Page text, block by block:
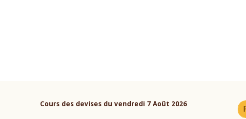
Cours des devises du vendredi 7 Août 2026